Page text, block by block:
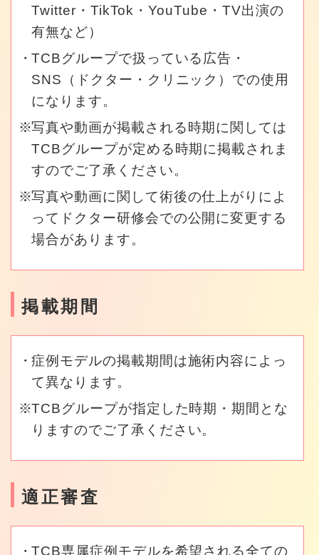
Twitter・TikTok・YouTube・TV出演の
有無など）
TCBグループで扱っている広告・
SNS（ドクター・クリニック）での使用
になります。
写真や動画が掲載される時期に関しては
TCBグループが定める時期に掲載されま
すのでご了承ください。
写真や動画に関して術後の仕上がりによ
ってドクター研修会での公開に変更する
場合があります。
掲載期間
症例モデルの掲載期間は施術内容によっ
て異なります。
TCBグループが指定した時期・期間とな
りますのでご了承ください。
適正審査
TCB専属症例モデルを希望される全ての